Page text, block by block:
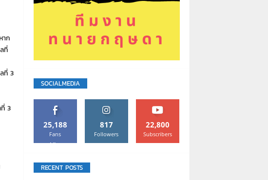
าก
ที่
ที่ 3
3
SOCIALMEDIA
25,188
Fans
Like
817
Followers
22,800
Subscribers
RECENT POSTS